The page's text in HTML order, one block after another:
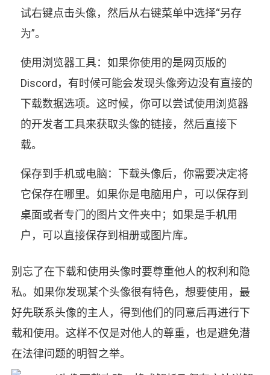
试右键点击头像，然后从右键菜单中选择“另存
为”。
使用浏览器工具：如果你使用的是网页版的
Discord，有时候可能会发现头像旁边没有直接的
下载数据选项。这时候，你可以尝试使用浏览器
的开发者工具来获取头像的链接，然后直接下
载。
保存到手机或电脑：下载头像后，你需要决定将
它保存在哪里。如果你是电脑用户，可以保存到
桌面或者专门的图片文件夹中；如果是手机用
户，可以直接保存到相册或图片库。
别忘了在下载和使用头像时要尊重他人的权利和隐
私。如果你发现某个头像很有特色，想要使用，最
好先联系头像的主人，得到他们的同意后再进行下
载和使用。这样不仅是对他人的尊重，也是避免潜
在法律问题的明智之举。